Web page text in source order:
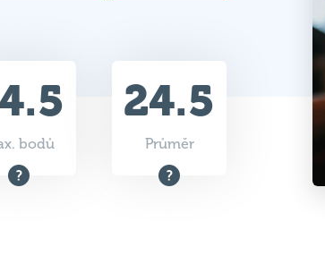
bodů
24.5
Průměr